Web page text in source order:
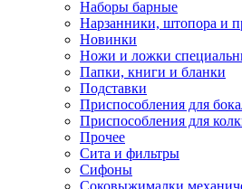
Наборы барные
Нарзанники, штопора и
Новинки
Ножи и ложки
Папки, книги и бланки
Подставки
Приспособления для
Приспособления для
Прочее
Сита и фильтры
Сифоны
Соковыжималки